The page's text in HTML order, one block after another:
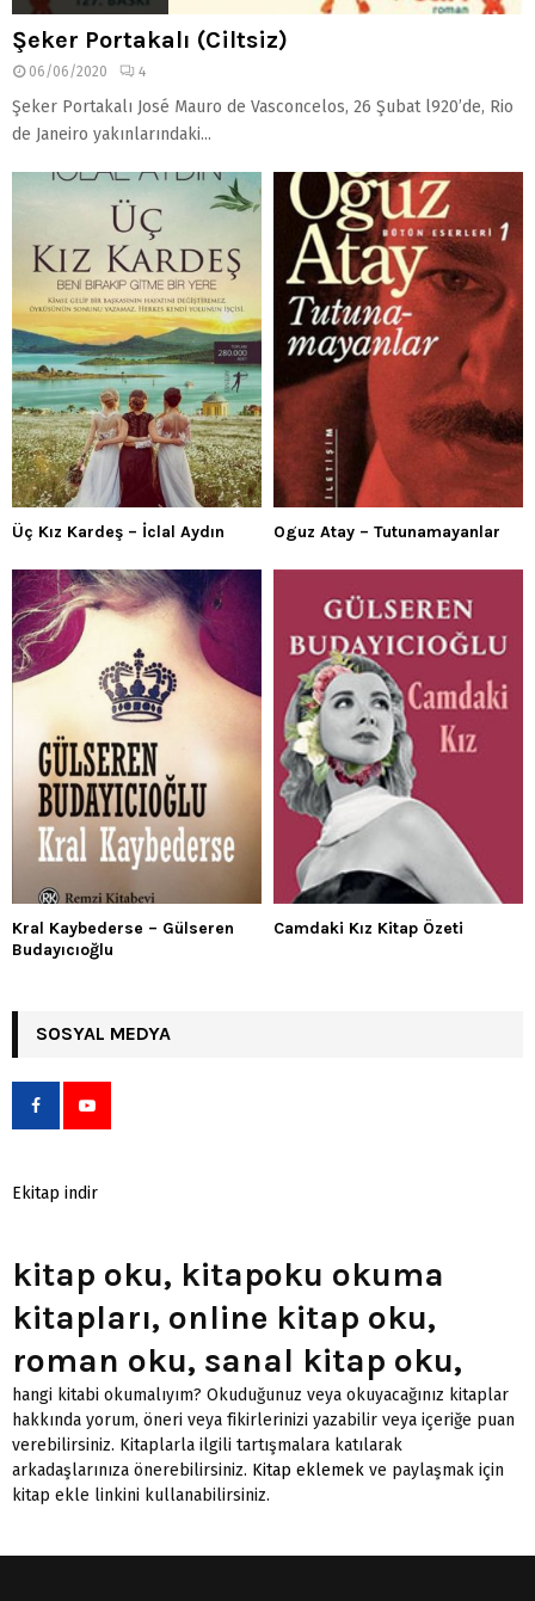
Şeker Portakalı (Ciltsiz)
06/06/2020 4
Şeker Portakalı José Mauro de Vasconcelos, 26 Şubat l920’de, Rio
de Janeiro yakınlarındaki...
Üç Kız Kardeş – İclal Aydın Oguz Atay – Tutunamayanlar
Kral Kaybederse – Gülseren
Budayıcıoğlu
Camdaki Kız Kitap Özeti
SOSYAL MEDYA
Ekitap indir
kitap oku, kitapoku okuma
kitapları, online kitap oku,
roman oku, sanal kitap oku,
hangi kitabi okumalıyım? Okuduğunuz veya okuyacağınız kitaplar
hakkında yorum, öneri veya fikirlerinizi yazabilir veya içeriğe puan
verebilirsiniz. Kitaplarla ilgili tartışmalara katılarak
arkadaşlarınıza önerebilirsiniz. Kitap eklemek ve paylaşmak için
kitap ekle linkini kullanabilirsiniz.